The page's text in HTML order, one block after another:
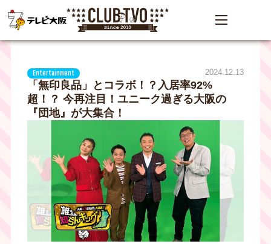
Entertainment 2024.12.13
「無印良品」とコラボ！？入居率92%
超！？ 今再注目！ユニーク過ぎる大阪の
『団地』が大集合！